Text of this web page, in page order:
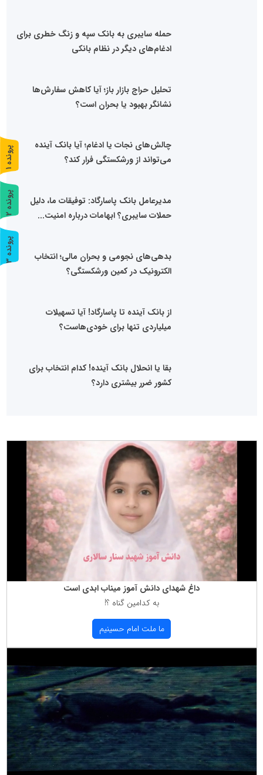
حمله سایبری به بانک سپه و زنگ خطری برای
ادغام‌های دیگر در نظام بانکی
تحلیل حراج بازار باز؛ آیا کاهش سفارش‌ها
نشانگر بهبود یا بحران است؟
چالش‌های نجات یا ادغام؛ آیا بانک آینده
می‌تواند از ورشکستگی فرار کند؟
مدیرعامل بانک پاسارگاد: توفیقات ما، دلیل
حملات سایبری؟ ابهامات درباره امنیت...
بدهی‌های نجومی و بحران مالی؛ انتخاب
الکترونیک در کمین ورشکستگی؟
از بانک آینده تا پاسارگاد! آیا تسهیلات
میلیاردی تنها برای خودی‌هاست؟
بقا یا انحلال بانک آینده! کدام انتخاب برای
کشور ضرر بیشتری دارد؟
داغ شهدای دانش آموز میناب ابدی است
به كدامین گناه ؟!
ما ملت امام حسینیم
پ
ر
و
ن
د
ه
1
پ
ر
و
ن
د
ه
2
پ
ر
و
ن
د
ه
3